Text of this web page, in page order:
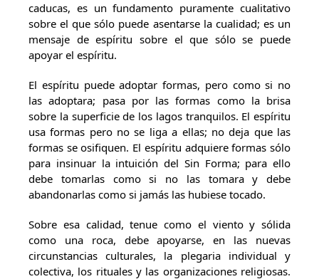
caducas, es un fundamento puramente cualitativo
sobre el que sólo puede asentarse la cualidad; es un
mensaje de espíritu sobre el que sólo se puede
apoyar el espíritu.
El espíritu puede adoptar formas, pero como si no
las adoptara; pasa por las formas como la brisa
sobre la superficie de los lagos tranquilos. El espíritu
usa formas pero no se liga a ellas; no deja que las
formas se osifiquen. El espíritu adquiere formas sólo
para insinuar la intuición del Sin Forma; para ello
debe tomarlas como si no las tomara y debe
abandonarlas como si jamás las hubiese tocado.
Sobre esa calidad, tenue como el viento y sólida
como una roca, debe apoyarse, en las nuevas
circunstancias culturales, la plegaria individual y
colectiva, los rituales y las organizaciones religiosas.